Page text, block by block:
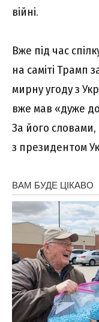
війні.
Вже під час
на саміті Трамп
мирну угоду з
вже мав «дуже
За його словами,
з президентом